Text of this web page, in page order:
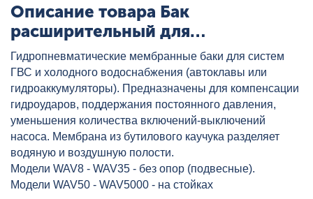
Описание товара Бак
расширительный для
водоснабжения WAV 150 л синий
WESTER, артикул: 0-14-1160
Гидропневматические мембранные баки для систем
ГВС и холодного водоснабжения (автоклавы или
гидроаккумуляторы). Предназначены для компенсации
гидроударов, поддержания постоянного давления,
уменьшения количества включений-выключений
насоса. Мембрана из бутилового каучука разделяет
водяную и воздушную полости.
Модели WAV8 - WAV35 - без опор (подвесные).
Модели WAV50 - WAV5000 - на стойках